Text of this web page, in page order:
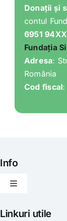
Donații și
contul
6951 94XX
Fundația
Adresa:
România
Cod fiscal:
Info
Toggle
Articole
Linkuri utile